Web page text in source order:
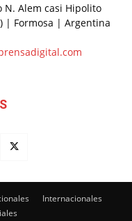
N. Alem casi Hipolito
| Formosa | Argentina
Internacionales